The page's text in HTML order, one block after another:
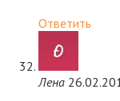
Ответить
Лена